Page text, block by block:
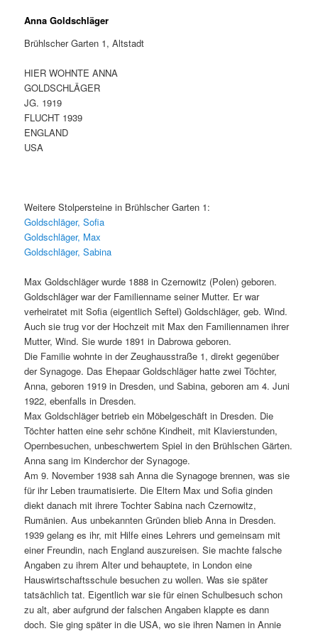
Anna Goldschläger
Brühlscher Garten 1, Altstadt
HIER WOHNTE ANNA
GOLDSCHLÄGER
JG. 1919
FLUCHT 1939
ENGLAND
USA
Weitere Stolpersteine in Brühlscher Garten 1:
Goldschläger, Sofia
Goldschläger, Max
Goldschläger, Sabina
Max Goldschläger wurde 1888 in Czernowitz (Polen) geboren.
Goldschläger war der Familienname seiner Mutter. Er war
verheiratet mit Sofia (eigentlich Seftel) Goldschläger, geb. Wind.
Auch sie trug vor der Hochzeit mit Max den Familiennamen ihrer
Mutter, Wind. Sie wurde 1891 in Dabrowa geboren.
Die Familie wohnte in der Zeughausstraße 1, direkt gegenüber
der Synagoge. Das Ehepaar Goldschläger hatte zwei Töchter,
Anna, geboren 1919 in Dresden, und Sabina, geboren am 4. Juni
1922, ebenfalls in Dresden.
Max Goldschläger betrieb ein Möbelgeschäft in Dresden. Die
Töchter hatten eine sehr schöne Kindheit, mit Klavierstunden,
Opernbesuchen, unbeschwertem Spiel in den Brühlschen Gärten.
Anna sang im Kinderchor der Synagoge.
Am 9. November 1938 sah Anna die Synagoge brennen, was sie
für ihr Leben traumatisierte. Die Eltern Max und Sofia ginden
diekt danach mit ihrere Tochter Sabina nach Czernowitz,
Rumänien. Aus unbekannten Gründen blieb Anna in Dresden.
1939 gelang es ihr, mit Hilfe eines Lehrers und gemeinsam mit
einer Freundin, nach England auszureisen. Sie machte falsche
Angaben zu ihrem Alter und behauptete, in London eine
Hauswirtschaftsschule besuchen zu wollen. Was sie später
tatsächlich tat. Eigentlich war sie für einen Schulbesuch schon
zu alt, aber aufgrund der falschen Angaben klappte es dann
doch. Sie ging später in die USA, wo sie ihren Namen in Annie